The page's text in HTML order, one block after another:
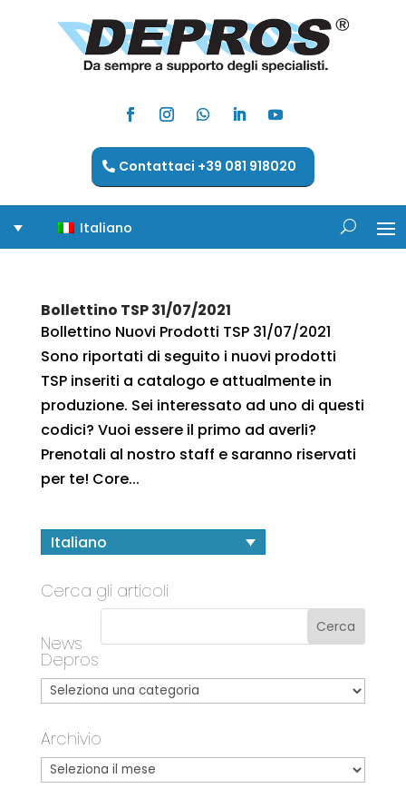
Contattaci +39 081 918020
Italiano
Bollettino TSP 31/07/2021
Bollettino Nuovi Prodotti TSP 31/07/2021
Sono riportati di seguito i nuovi prodotti
TSP inseriti a catalogo e attualmente in
produzione. Sei interessato ad uno di questi
codici? Vuoi essere il primo ad averli?
Prenotali al nostro staff e saranno riservati
per te! Core...
Italiano
Cerca gli articoli
News
Depros
Archivio